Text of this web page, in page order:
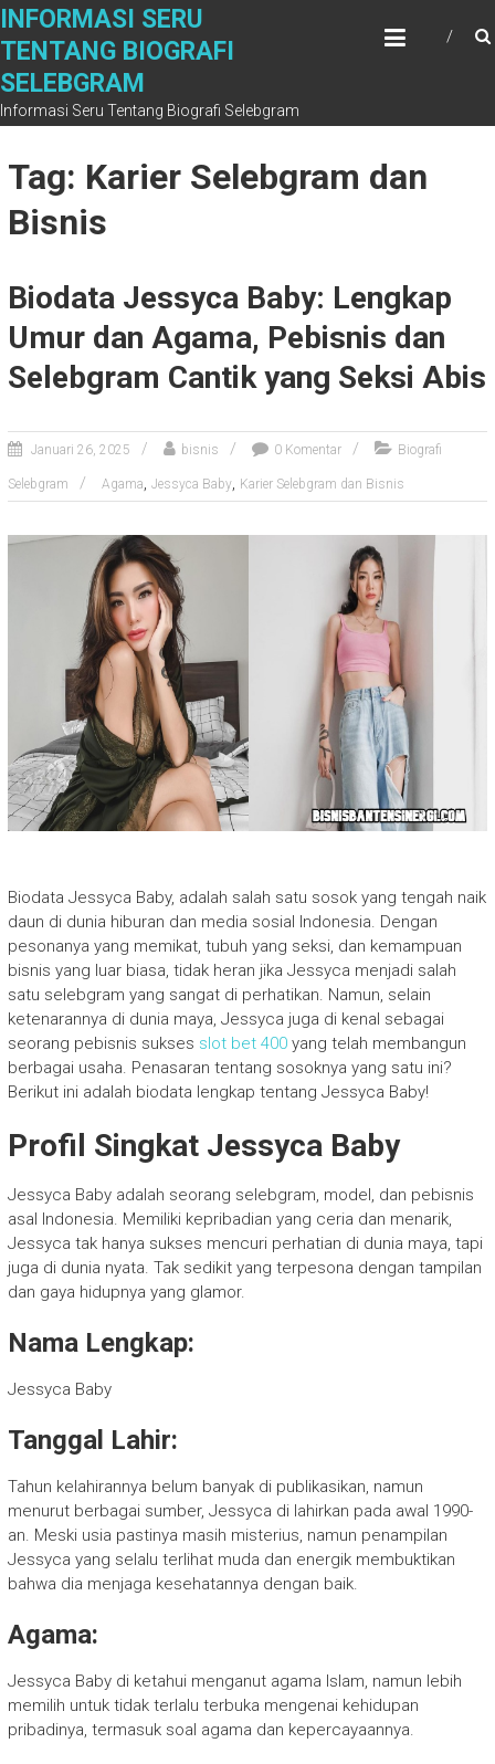
S
p
t
o
INFORMASI SERU
TENTANG BIOGRAFI
SELEBGRAM
Informasi Seru Tentang Biografi Selebgram
Tag: Karier Selebgram dan
Bisnis
Biodata Jessyca Baby: Lengkap
Umur dan Agama, Pebisnis dan
Selebgram Cantik yang Seksi Abis
Januari 26, 2025 bisnis 0 Komentar Biografi
Selebgram Agama, Jessyca Baby, Karier Selebgram dan Bisnis
Biodata Jessyca Baby, adalah salah satu sosok yang tengah naik
daun di dunia hiburan dan media sosial Indonesia. Dengan
pesonanya yang memikat, tubuh yang seksi, dan kemampuan
bisnis yang luar biasa, tidak heran jika Jessyca menjadi salah
satu selebgram yang sangat di perhatikan. Namun, selain
ketenarannya di dunia maya, Jessyca juga di kenal sebagai
seorang pebisnis sukses slot bet 400yang telah membangun
berbagai usaha. Penasaran tentang sosoknya yang satu ini?
Berikut ini adalah biodata lengkap tentang Jessyca Baby!
Profil Singkat Jessyca Baby
Jessyca Baby adalah seorang selebgram, model, dan pebisnis
asal Indonesia. Memiliki kepribadian yang ceria dan menarik,
Jessyca tak hanya sukses mencuri perhatian di dunia maya, tapi
juga di dunia nyata. Tak sedikit yang terpesona dengan tampilan
dan gaya hidupnya yang glamor.
Nama Lengkap:
Jessyca Baby
Tanggal Lahir:
Tahun kelahirannya belum banyak di publikasikan, namun
menurut berbagai sumber, Jessyca di lahirkan pada awal 1990-
an. Meski usia pastinya masih misterius, namun penampilan
Jessyca yang selalu terlihat muda dan energik membuktikan
bahwa dia menjaga kesehatannya dengan baik.
Agama:
Jessyca Baby di ketahui menganut agama Islam, namun lebih
memilih untuk tidak terlalu terbuka mengenai kehidupan
pribadinya, termasuk soal agama dan kepercayaannya.